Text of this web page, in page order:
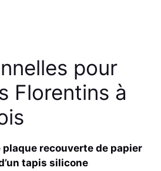
pour
Florentins à
recouverte de papier
tapis silicone